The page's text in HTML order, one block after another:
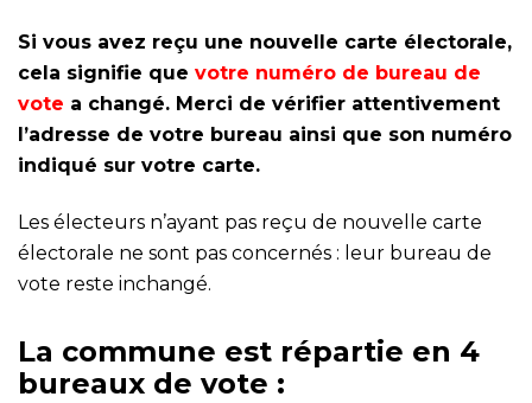
Si vous avez reçu une nouvelle carte électorale,
cela signifie que votre numéro de bureau de
vote a changé. Merci de vérifier attentivement
l’adresse de votre bureau ainsi que son numéro
indiqué sur votre carte.
Les électeurs n’ayant pas reçu de nouvelle carte
électorale ne sont pas concernés : leur bureau de
vote reste inchangé.
La commune est répartie en 4
bureaux de vote :